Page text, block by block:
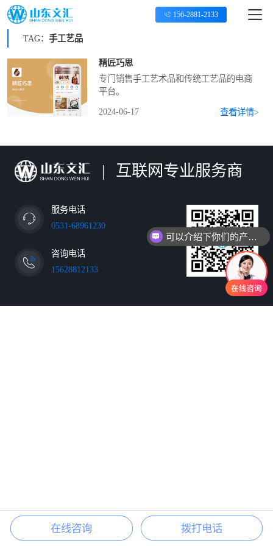
156-2881-2133
TAG： 手工艺品
精匠巧思
专门销售手工艺术品和传统工艺品的电商
平台。
2024-06-17 查看详情>
| 互联网专业服务商
服务电话
0531-68961230
咨询电话
15628812133
在线咨询 拨打电话